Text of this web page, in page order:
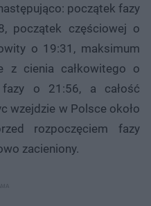
początek fazy
początek częściowej o
o 19:31, maksimum
z cienia całkowitego o
o 21:56, a całość
wzejdzie w Polsce około
rozpoczęciem fazy
zacieniony.